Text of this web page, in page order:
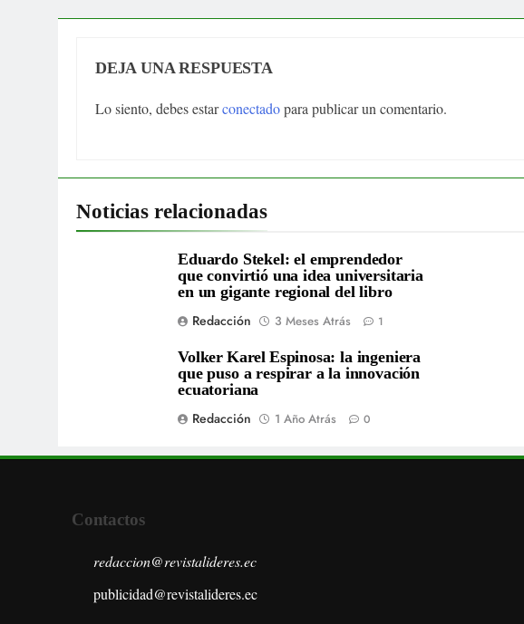
DEJA UNA RESPUESTA
Lo siento, debes estarconectadopara publicar un comentario.
Noticias relacionadas
Eduardo Stekel: el emprendedor
que convirtió una idea universitaria
en un gigante regional del libro
Redacción
3 Meses Atrás 1
Volker Karel Espinosa: la ingeniera
que puso a respirar a la innovación
ecuatoriana
Redacción
1 Año Atrás 0
Contactos
redaccion@revistalideres.ec
publicidad@revistalideres.ec